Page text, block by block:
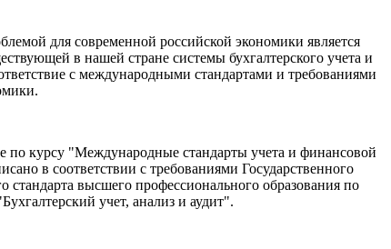
для современной российской экономики является
в нашей стране системы бухгалтерского учета и
с международными стандартами и требованиями
по курсу "Международные стандарты учета и финансовой
в соответствии с требованиями Государственного
стандарта высшего профессионального образования по
учет, анализ и аудит".